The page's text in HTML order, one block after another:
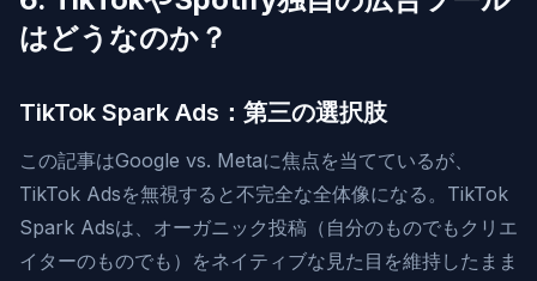
はどうなのか？
TikTok Spark Ads：第三の選択肢
この記事はGoogle vs. Metaに焦点を当てているが、
TikTok Adsを無視すると不完全な全体像になる。TikTok
Spark Adsは、オーガニック投稿（自分のものでもクリエ
イターのものでも）をネイティブな見た目を維持したまま